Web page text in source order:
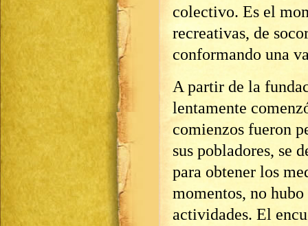
colectivo. Es el
recreativas, de
conformando una
A partir de la
lentamente
comienzos fueron
sus pobladores, se
para obtener los
momentos, no
actividades. El